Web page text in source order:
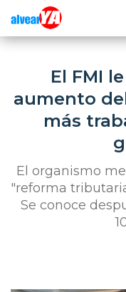
El FMI
aumento
más
El organismo
"reforma
Se conoce